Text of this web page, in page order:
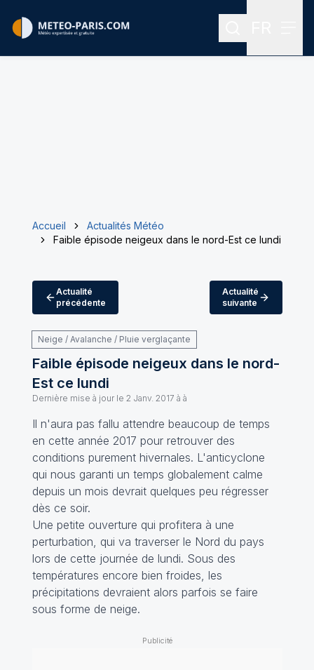
Rechercher
Accueil
Actualités Météo
Faible épisode neigeux dans le nord-Est ce lundi
Actualité
précédente
Actualité
suivante
Neige / Avalanche / Pluie verglaçante
Faible épisode neigeux dans le nord-
Est ce lundi
Dernière mise à jour le 2 Janv. 2017 à à
Il n'aura pas fallu attendre beaucoup de temps
en cette année 2017 pour retrouver des
conditions purement hivernales. L'anticyclone
qui nous garanti un temps globalement calme
depuis un mois devrait quelques peu régresser
dès ce soir.
Une petite ouverture qui profitera à une
perturbation, qui va traverser le Nord du pays
lors de cette journée de lundi. Sous des
températures encore bien froides, les
précipitations devraient alors parfois se faire
sous forme de neige.